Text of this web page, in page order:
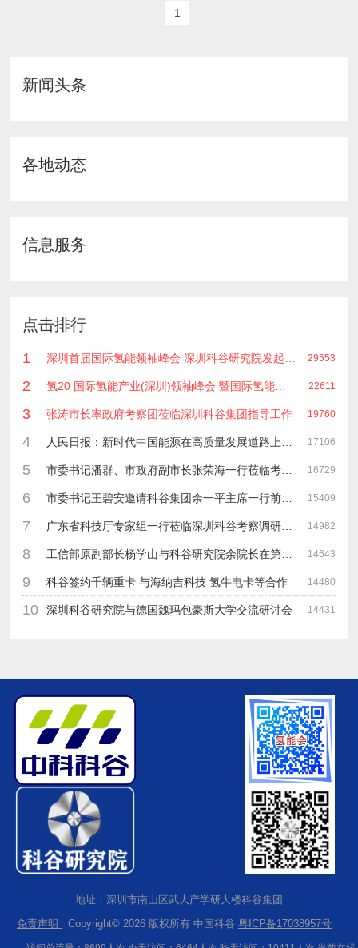
1
新闻头条
各地动态
信息服务
点击排行
1 29553
2 氢20 国际氢能产业(深圳)领袖峰会 暨国际氢能产业链展览会 22611
3 张涛市长率政府考察团莅临深圳科谷集团指导工作 19760
4 17106
5 市委书记潘群、市政府副市长张荣海一行莅临考察指导工作 16729
6 市委书记王碧安邀请科谷集团余一平主席一行前往工业转移园考察合作 15409
7 广东省科技厅专家组一行莅临深圳科谷考察调研“未来能源中心”项目 14982
8 工信部原副部长杨学山与科谷研究院余院长在第九届中电博览会交流 14643
9 科谷签约千辆重卡 与海纳吉科技 氢牛电卡等合作 14480
10 深圳科谷研究院与德国魏玛包豪斯大学交流研讨会 14431
地址：深圳市南山区武大产学研大楼科谷集团
免责声明
Copyright© 2026 版权所有 中国科谷 粤ICP备17038957号